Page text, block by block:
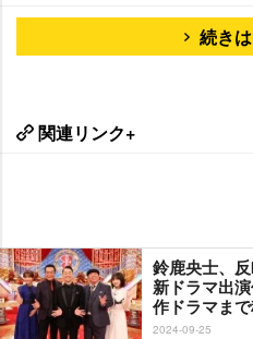
続き
関連リンク+
鈴鹿央士、
新ドラマ出
作ドラマま
2024-09-25